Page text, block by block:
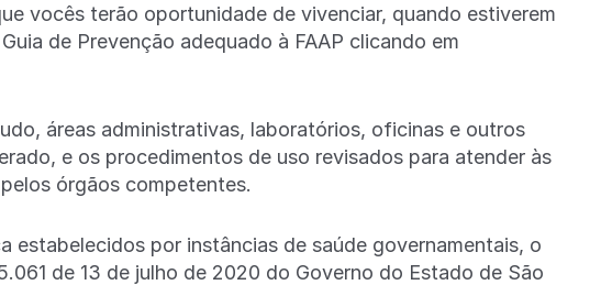
vocês terão oportunidade de vivenciar, quando estiverem
de Prevenção adequado à FAAP clicando em
áreas administrativas, laboratórios, oficinas e outros
e os procedimentos de uso revisados para atender às
órgãos competentes.
estabelecidos por instâncias de saúde governamentais, o
de 13 de julho de 2020 do Governo do Estado de São